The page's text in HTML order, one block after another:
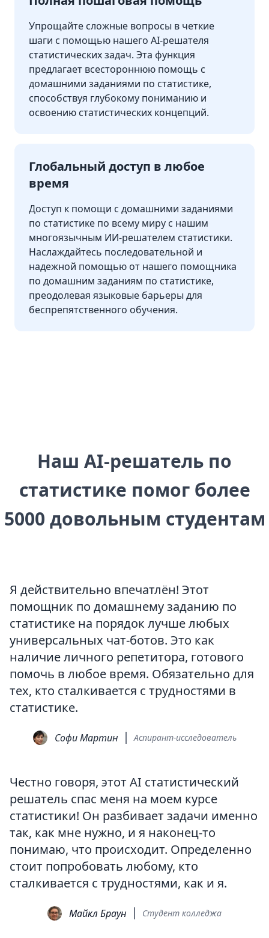
Упрощайте сложные вопросы в четкие
шаги с помощью нашего AI-решателя
статистических задач. Эта функция
предлагает всестороннюю помощь с
домашними заданиями по статистике,
способствуя глубокому пониманию и
освоению статистических концепций.
Глобальный доступ в любое
время
Доступ к помощи с домашними заданиями
по статистике по всему миру с нашим
многоязычным ИИ-решателем статистики.
Наслаждайтесь последовательной и
надежной помощью от нашего помощника
по домашним заданиям по статистике,
преодолевая языковые барьеры для
беспрепятственного обучения.
Наш AI-решатель по
статистике помог более
5000 довольным студентам
Я действительно впечатлён! Этот
помощник по домашнему заданию по
статистике на порядок лучше любых
универсальных чат-ботов. Это как
наличие личного репетитора, готового
помочь в любое время. Обязательно для
тех, кто сталкивается с трудностями в
статистике.
Софи Мартин Аспирант-исследователь
Честно говоря, этот AI статистический
решатель спас меня на моем курсе
статистики! Он разбивает задачи именно
так, как мне нужно, и я наконец-то
понимаю, что происходит. Определенно
стоит попробовать любому, кто
сталкивается с трудностями, как и я.
Майкл Браун Студент колледжа